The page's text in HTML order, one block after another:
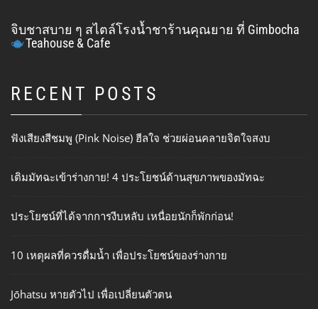
จิบชาสบาย ๆ สไตล์โรงน้ำชาร้านคุณยาย ที่ Gimbocha
Teahouse & Cafe
RECENT POSTS
ฟังเสียงสีชมพู (Pink Noise) ฮีลใจ ช่วยผ่อนคลายจิตใจสงบ
เติมมัทฉะเข้าร่างกาย! 4 ประโยชน์ด้านสุขภาพของมัทฉะ
ประโยชน์ที่ได้จากการงีบหลับ เหนื่อยนักก็พักก่อน!
10 เหตุผลที่ควรดื่มน้ำ เพื่อประโยชน์ของร่างกาย
Jōhatsu หายตัวไป เพื่อเปลี่ยนตัวตน